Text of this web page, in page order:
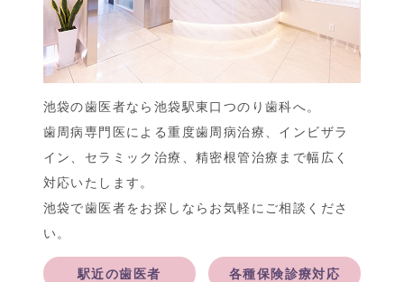
池袋の歯医者なら池袋駅東口つのり歯科へ。
歯周病専門医による重度歯周病治療、インビザラ
イン、セラミック治療、精密根管治療まで幅広く
対応いたします。
池袋で歯医者をお探しならお気軽にご相談くださ
い。
駅近の歯医者 各種保険診療対応